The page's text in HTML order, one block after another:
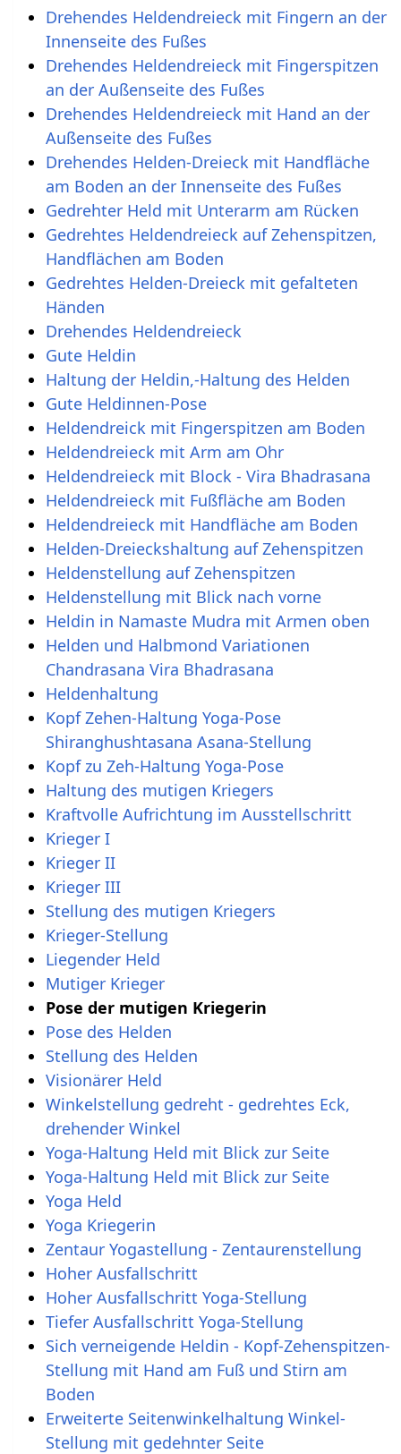
Drehendes Heldendreieck mit Fingern an der
Innenseite des Fußes
Drehendes Heldendreieck mit Fingerspitzen
an der Außenseite des Fußes
Drehendes Heldendreieck mit Hand an der
Außenseite des Fußes
Drehendes Helden-Dreieck mit Handfläche
am Boden an der Innenseite des Fußes
Gedrehter Held mit Unterarm am Rücken
Gedrehtes Heldendreieck auf Zehenspitzen,
Handflächen am Boden
Gedrehtes Helden-Dreieck mit gefalteten
Händen
Drehendes Heldendreieck
Gute Heldin
Haltung der Heldin,-Haltung des Helden
Gute Heldinnen-Pose
Heldendreick mit Fingerspitzen am Boden
Heldendreieck mit Arm am Ohr
Heldendreieck mit Block - Vira Bhadrasana
Heldendreieck mit Fußfläche am Boden
Heldendreieck mit Handfläche am Boden
Helden-Dreieckshaltung auf Zehenspitzen
Heldenstellung auf Zehenspitzen
Heldenstellung mit Blick nach vorne
Heldin in Namaste Mudra mit Armen oben
Helden und Halbmond Variationen
Chandrasana Vira Bhadrasana
Heldenhaltung
Kopf Zehen-Haltung Yoga-Pose
Shiranghushtasana Asana-Stellung
Kopf zu Zeh-Haltung Yoga-Pose
Haltung des mutigen Kriegers
Kraftvolle Aufrichtung im Ausstellschritt
Krieger I
Krieger II
Krieger III
Stellung des mutigen Kriegers
Krieger-Stellung
Liegender Held
Mutiger Krieger
Pose der mutigen Kriegerin
Pose des Helden
Stellung des Helden
Visionärer Held
Winkelstellung gedreht - gedrehtes Eck,
drehender Winkel
Yoga-Haltung Held mit Blick zur Seite
Yoga-Haltung Held mit Blick zur Seite
Yoga Held
Yoga Kriegerin
Zentaur Yogastellung - Zentaurenstellung
Hoher Ausfallschritt
Hoher Ausfallschritt Yoga-Stellung
Tiefer Ausfallschritt Yoga-Stellung
Sich verneigende Heldin - Kopf-Zehenspitzen-
Stellung mit Hand am Fuß und Stirn am
Boden
Erweiterte Seitenwinkelhaltung Winkel-
Stellung mit gedehnter Seite